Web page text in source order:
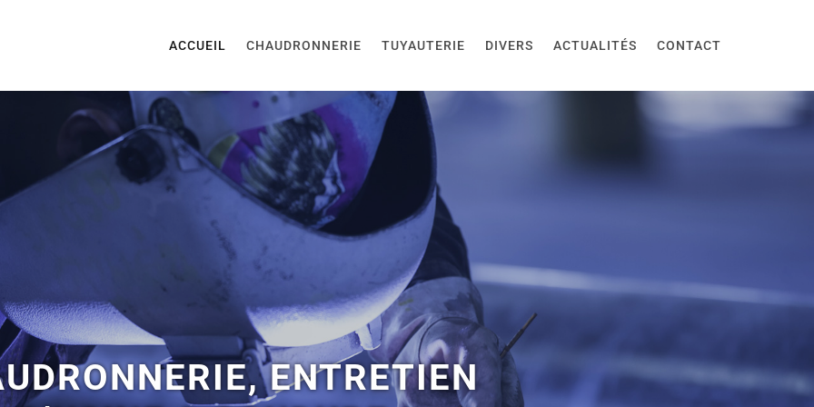
ACCUEIL CHAUDRONNERIE TUYAUTERIE DIVERS ACTUALITÉS CONTACT
ENTRETIEN